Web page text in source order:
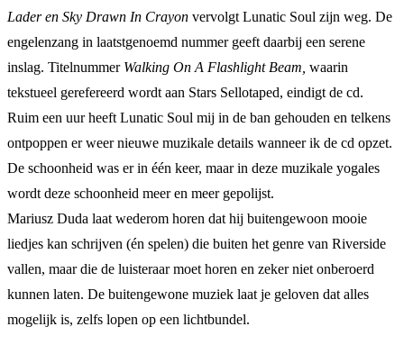
Lader en Sky Drawn In Crayon vervolgt Lunatic Soul zijn weg. De
engelenzang in laatstgenoemd nummer geeft daarbij een serene
inslag. Titelnummer Walking On A Flashlight Beam, waarin
tekstueel gerefereerd wordt aan Stars Sellotaped, eindigt de cd.
Ruim een uur heeft Lunatic Soul mij in de ban gehouden en telkens
ontpoppen er weer nieuwe muzikale details wanneer ik de cd opzet.
De schoonheid was er in één keer, maar in deze muzikale yogales
wordt deze schoonheid meer en meer gepolijst.
Mariusz Duda laat wederom horen dat hij buitengewoon mooie
liedjes kan schrijven (én spelen) die buiten het genre van Riverside
vallen, maar die de luisteraar moet horen en zeker niet onberoerd
kunnen laten. De buitengewone muziek laat je geloven dat alles
mogelijk is, zelfs lopen op een lichtbundel.